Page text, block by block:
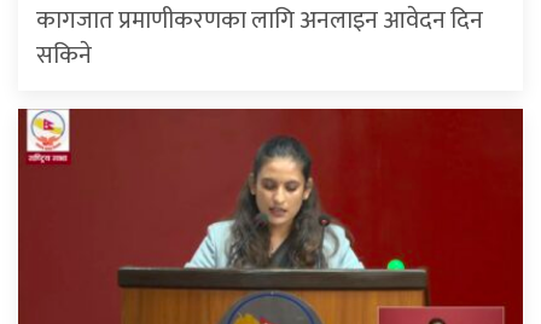
कागजात प्रमाणीकरणका लागि अनलाइन आवेदन दिन
सकिने